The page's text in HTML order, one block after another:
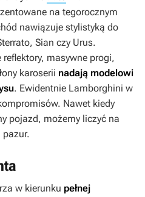
na tegorocznym
nawiązuje stylistyką do
Sian czy Urus.
masywne progi,
karoserii nadają modelowi
. Ewidentnie Lamborghini w
Nawet kiedy
pojazd, możemy liczyć na
pazur.
w kierunku pełnej